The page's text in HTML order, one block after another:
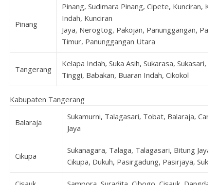
Pinang
Pinang, Sudimara Pinang, Cipete, Kunciran,
Indah, Kunciran
Jaya, Nerogtog, Pakojan, Panunggangan,
Timur, Panunggangan Utara
Tangerang
Kelapa Indah, Suka Asih, Sukarasa, Sukasari,
Tinggi, Babakan, Buaran Indah, Cikokol
Kabupaten Tangerang
Balaraja
Sukamurni, Talagasari, Tobat, Balaraja,
Jaya
Cikupa
Sukanagara, Talaga, Talagasari, Bitung
Cikupa, Dukuh, Pasirgadung, Pasirjaya,